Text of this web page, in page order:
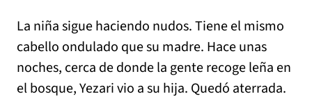
La niña sigue haciendo nudos. Tiene el mismo
cabello ondulado que su madre. Hace unas
noches, cerca de donde la gente recoge leña en
el bosque, Yezari vio a su hija. Quedó aterrada.